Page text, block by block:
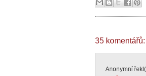
35 komentářů:
Anonymní